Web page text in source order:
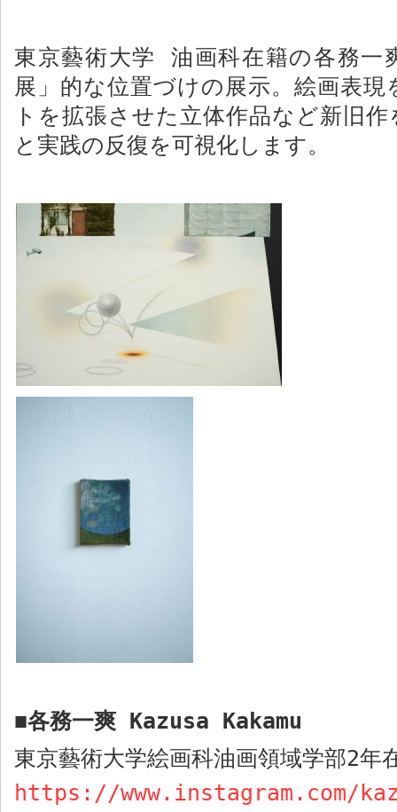
東京藝術大学 油画科在籍の各務一
展」的な位置づけの展示。絵画表
トを拡張させた立体作品など新旧
と実践の反復を可視化します。
■各務一爽 Kazusa Kakamu
東京藝術大学絵画科油画領域学部2年
https://www.instagram.com/